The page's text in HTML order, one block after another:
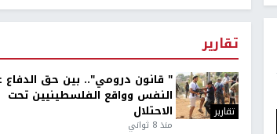
تقارير
تقارير
" قانون درومي".. بين حق الدفاع
النفس وواقع الفلسطينيين تحت
الاحتلال
منذ 8 ثواني